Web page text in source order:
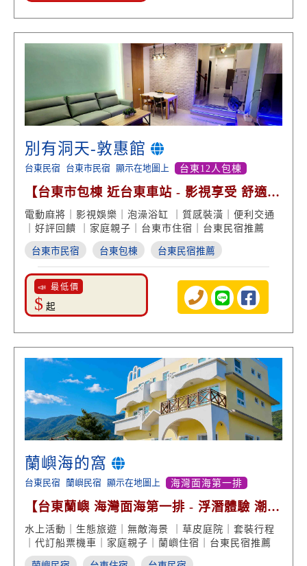
別有洞天-敦惠館
台東民宿 台東市民宿 顯示在地圖上 台東12人包棟
【台東市包棟 近台東車站 - 影視享受 舒適空
間 高分好評】
電動麻將｜影視娛樂｜泡澡浴缸 ｜質感裝潢｜便利交通
｜好評回饋 ｜家庭親子｜台東市住宿｜台東民宿推薦
台東市民宿 台東包棟 台東民宿推薦
📣 最低價
$ 起
蘭嶼海的窩
台東民宿 蘭嶼民宿 顯示在地圖上 海灣面海第一排
【台東蘭嶼 海灣面海第一排 - 浮潛體驗 潮間
帶 水上腳踏車】
水上活動｜生態旅遊｜無敵海景 ｜草皮庭院｜套裝行程
｜代訂船票機車｜家庭親子｜蘭嶼住宿｜台東民宿推薦